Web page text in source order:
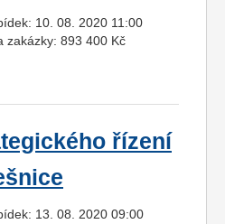
10. 08. 2020 11:00
zakázky: 893 400 Kč
řízení
13. 08. 2020 09:00